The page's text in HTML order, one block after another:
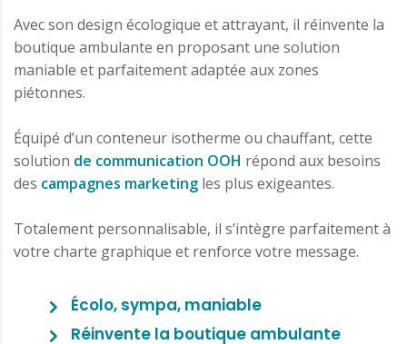
Avec son design écologique et attrayant, il réinvente la
boutique ambulante en proposant une solution
maniable et parfaitement adaptée aux zones
piétonnes.
Équipé d’un conteneur isotherme ou chauffant, cette
solution de communication OOH répond aux besoins
des campagnes marketing les plus exigeantes.
Totalement personnalisable, il s’intègre parfaitement à
votre charte graphique et renforce votre message.
Écolo, sympa, maniable
Réinvente la boutique ambulante